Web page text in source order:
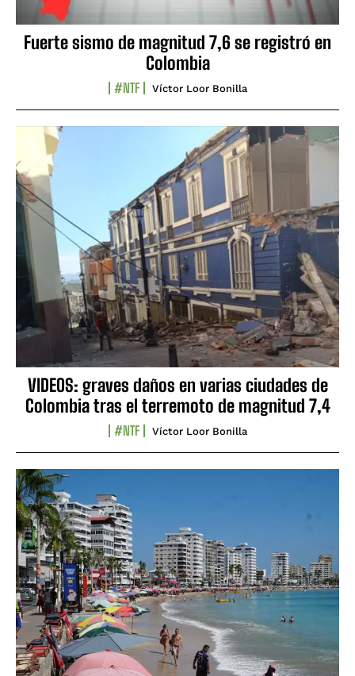
Fuerte sismo de magnitud 7,6 se registró en
Colombia
#NTF Víctor Loor Bonilla
VIDEOS: graves daños en varias ciudades de
Colombia tras el terremoto de magnitud 7,4
#NTF Víctor Loor Bonilla